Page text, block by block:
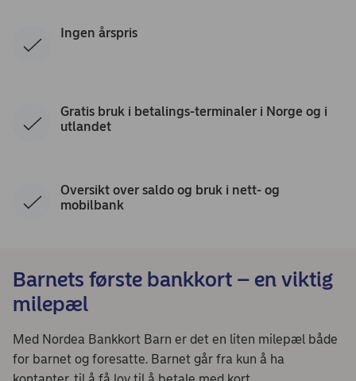
Ingen årspris
Gratis bruk i betalings-terminaler i Norge og i
utlandet
Oversikt over saldo og bruk i nett- og
mobilbank
Barnets første bankkort – en viktig
milepæl
Med Nordea Bankkort Barn er det en liten milepæl både
for barnet og foresatte. Barnet går fra kun å ha